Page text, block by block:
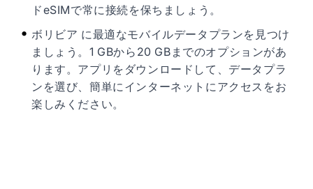
ドeSIMで常に接続を保ちましょう。
ボリビア に最適なモバイルデータプランを見つけ
ましょう。1 GBから20 GBまでのオプションがあ
ります。アプリをダウンロードして、データプラ
ンを選び、簡単にインターネットにアクセスをお
楽しみください。